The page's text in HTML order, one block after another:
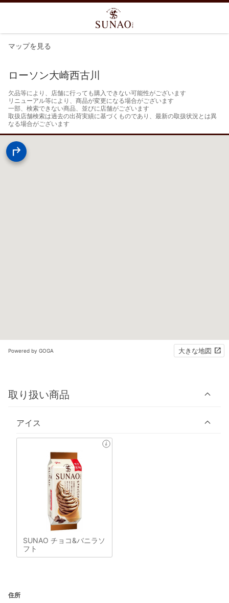
マップを見る
ローソン大崎西古川
欠品等により、店舗に行っても購入できない可能性がございます
リニューアル等により、商品が変更になる場合がございます
一部、検索できない商品、並びに店舗がございます
取扱店舗検索は過去の出荷実績に基づくものであり、最新の取扱状況とは異
なる場合がございます
Powered by GOGA 大きな地図
取り扱い商品
アイス
SUNAO チョコ&バニラソ
フト
住所